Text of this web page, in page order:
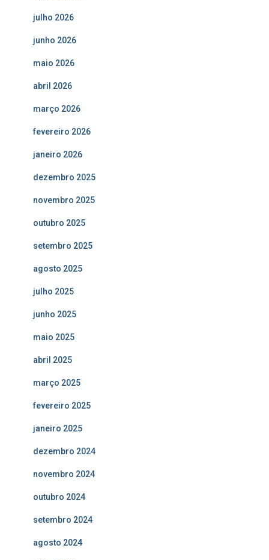
julho 2026
junho 2026
maio 2026
abril 2026
março 2026
fevereiro 2026
janeiro 2026
dezembro 2025
novembro 2025
outubro 2025
setembro 2025
agosto 2025
julho 2025
junho 2025
maio 2025
abril 2025
março 2025
fevereiro 2025
janeiro 2025
dezembro 2024
novembro 2024
outubro 2024
setembro 2024
agosto 2024